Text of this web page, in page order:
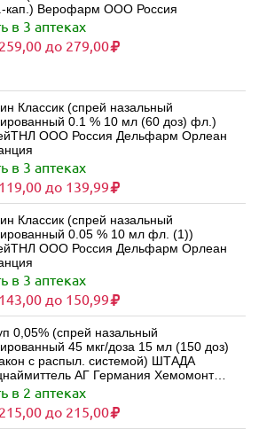
кап.) Верофарм ООО Россия
в 3 аптеках
до 279,00
(спрей назальный
0.1 % 10 мл (60 доз) фл.)
Дельфарм Орлеан
в 3 аптеках
до 139,99
(спрей назальный
0.05 % 10 мл фл. (1))
Дельфарм Орлеан
в 3 аптеках
до 150,99
0,05% (спрей назальный
45 мкг/доза 15 мл (150 доз)
с распыл. системой) ШТАДА
АГ Германия Хемомонт
Черногория
в 2 аптеках
до 215,00